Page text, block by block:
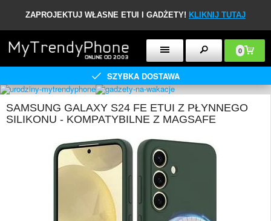
ZAPROJEKTUJ WŁASNE ETUI I GADŻETY! KLIKNIJ TUTAJ
0
SZYBKA DOSTAWA
SAMSUNG GALAXY S24 FE ETUI Z PŁYNNEGO
SILIKONU - KOMPATYBILNE Z MAGSAFE